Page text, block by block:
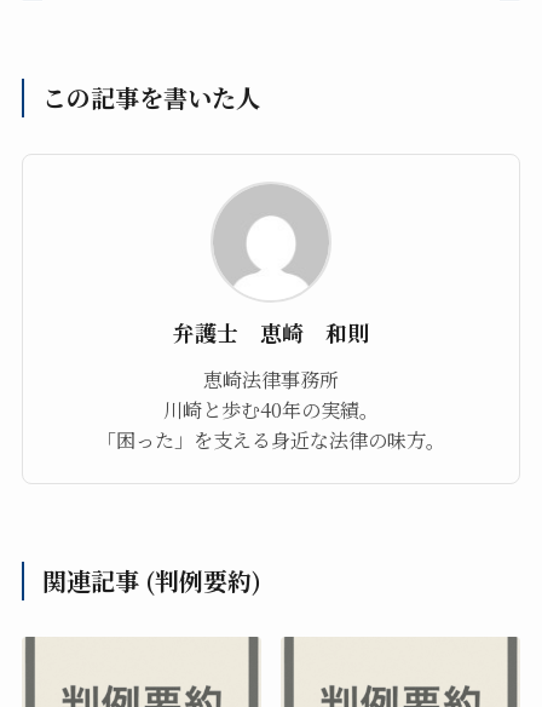
この記事を書いた人
弁護士 恵崎 和則
恵崎法律事務所
川崎と歩む40年の実績。
「困った」を支える身近な法律の味方。
関連記事 (判例要約)